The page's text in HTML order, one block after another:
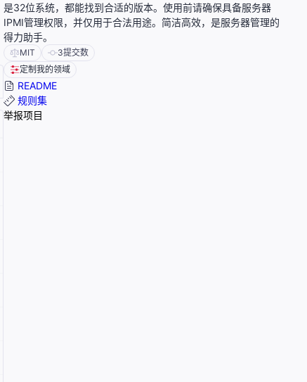
是32位系统，都能找到合适的版本。使用前请确保具备服务器
IPMI管理权限，并仅用于合法用途。简洁高效，是服务器管理的
得力助手。
MIT 3提交数
定制我的领域
README
规则集
举报项目